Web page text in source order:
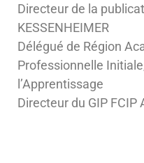
Directeur de la
KESSENHEIMER
Délégué de Région
Professionnelle
l’Apprentissage
Directeur du GIP FCIP